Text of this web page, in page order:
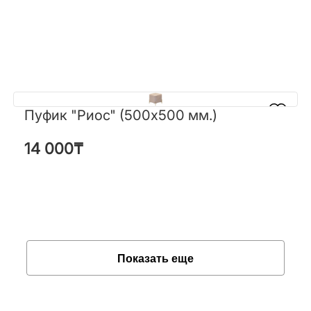
Пуфик "Риос" (500х500 мм.)
14 000₸
Пуфик "Риос" (500х500 мм.)
14 000₸
Показать еще